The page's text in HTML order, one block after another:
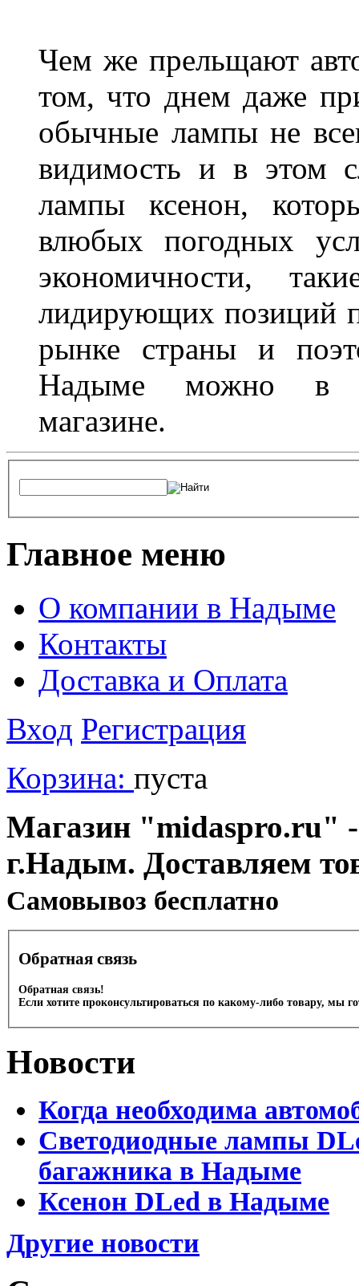
Чем же прельщают
том, что днем даже
обычные лампы не
видимость и в этом
лампы ксенон,
влюбых погодных
экономичности,
лидирующих позиций
рынке страны и
Надыме можно в
магазине.
Главное меню
О компании в Надыме
Контакты
Доставка и Оплата
Вход Регистрация
Корзина: пуста
Магазин "midaspro.ru" -
г.Надым. Доставляем
Cамовывоз бесплатно
Обратная связь
Обратная связь!
Если хотите проконсультироваться по какому-либо товару, мы
Новости
Когда необходима
Светодиодные лампы
багажника в Надыме
Ксенон DLed в Надыме
Другие новости